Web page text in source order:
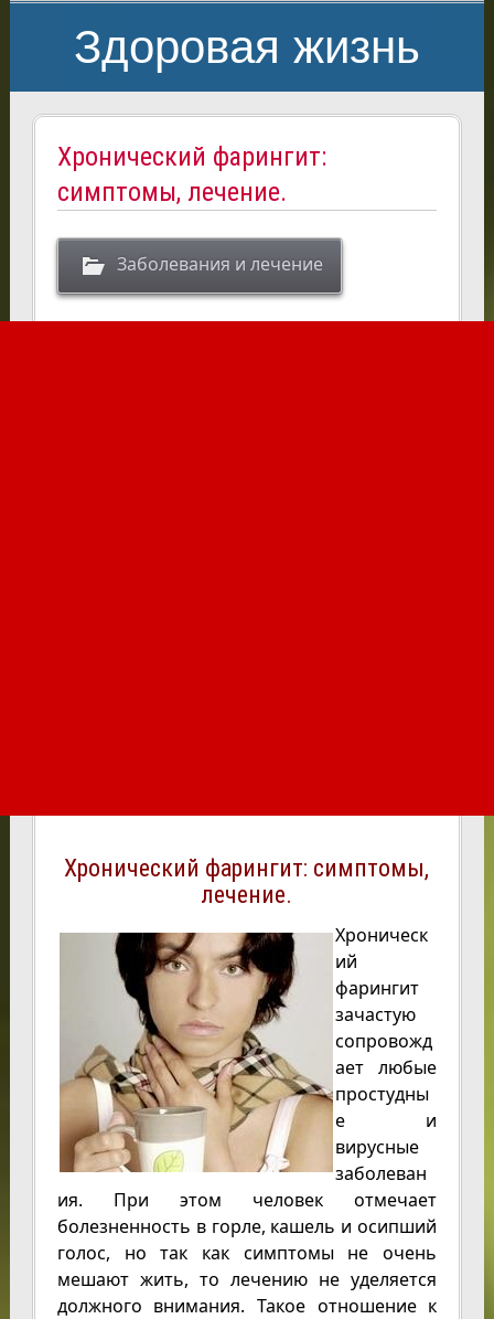
Здоровая жизнь
Хронический фарингит:
симптомы, лечение.
Заболевания и лечение
Хронический фарингит: симптомы,
лечение.
Хроническ
ий
фарингит
зачастую
сопровожд
ает любые
простудны
е и
вирусные
заболеван
ия. При этом человек отмечает
болезненность в горле, кашель и осипший
голос, но так как симптомы не очень
мешают жить, то лечению не уделяется
должного внимания. Такое отношение к